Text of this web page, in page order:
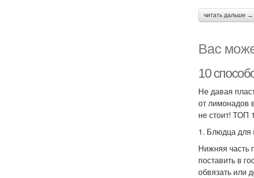
читать дальше →
Вас
10
Не давая
от лимонадов
не стоит! ТОП
1. Блюдца для
Нижняя часть
поставить в
обвязать или